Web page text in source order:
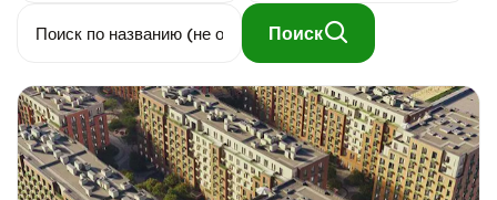
Поиск